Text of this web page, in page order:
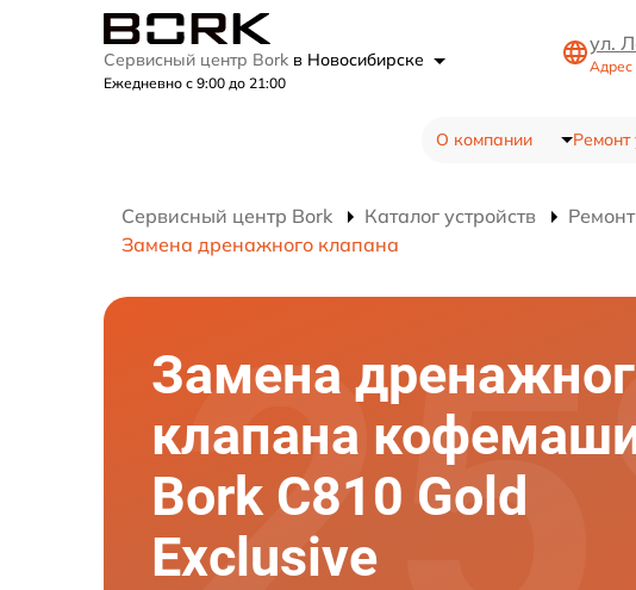
Сервисный центр Bork в Новосибирске
Ежедневно с 9:00 до 21:00
ул.
Адрес
О компании Ремонт
Сервисный центр Bork Каталог устройств
Замена дренажного клапана
Замена
клапана
Bork C810 Gold
Exclusive